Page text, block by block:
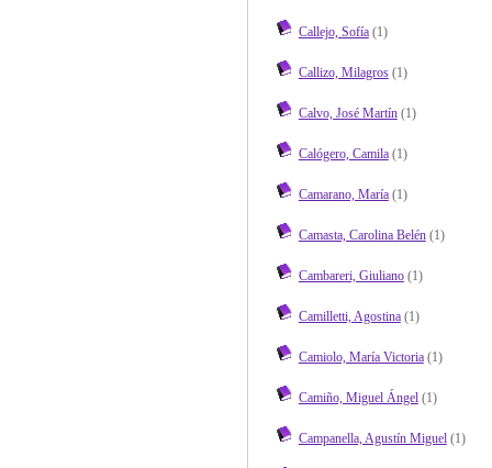
Callejo, Sofía(1)
Callizo, Milagros(1)
Calvo, José Martín(1)
Calógero, Camila(1)
Camarano, María(1)
Camasta, Carolina Belén(1)
Cambareri, Giuliano(1)
Camilletti, Agostina(1)
Camiolo, María Victoria(1)
Camiño, Miguel Ángel(1)
Campanella, Agustín Miguel(1)